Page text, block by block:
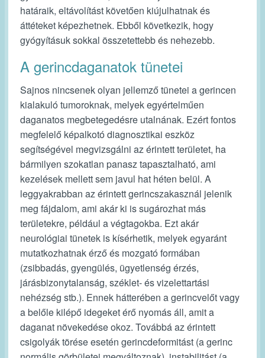
határaik, eltávolítást követően kiújulhatnak és
áttéteket képezhetnek. Ebből következik, hogy
gyógyításuk sokkal összetettebb és nehezebb.
A gerincdaganatok tünetei
Sajnos nincsenek olyan jellemző tünetei a gerincen
kialakuló tumoroknak, melyek egyértelműen
daganatos megbetegedésre utalnának. Ezért fontos
megfelelő képalkotó diagnosztikai eszköz
segítségével megvizsgálni az érintett területet, ha
bármilyen szokatlan panasz tapasztalható, ami
kezelések mellett sem javul hat héten belül. A
leggyakrabban az érintett gerincszakasznál jelenik
meg fájdalom, ami akár ki is sugározhat más
területekre, például a végtagokba. Ezt akár
neurológiai tünetek is kísérhetik, melyek egyaránt
mutatkozhatnak érző és mozgató formában
(zsibbadás, gyengülés, ügyetlenség érzés,
járásbizonytalanság, széklet- és vizelettartási
nehézség stb.). Ennek hátterében a gerincvelőt vagy
a belőle kilépő idegeket érő nyomás áll, amit a
daganat növekedése okoz. Továbbá az érintett
csigolyák törése esetén gerincdeformitást (a gerinc